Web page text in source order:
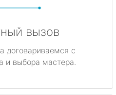
вызов
договариваемся с
и выбора мастера.